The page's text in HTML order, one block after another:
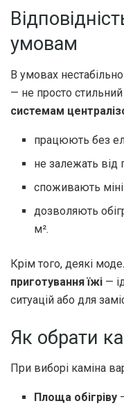
умовам
В умовах
— не просто
системам
працюють без
не залежать від
споживають
дозволяють
м².
Крім того, деякі
приготування їжі —
ситуацій або для
Як обрати
При виборі каміна
Площа обігріву